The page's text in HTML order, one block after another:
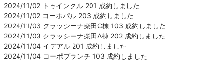
2024/11/02 トゥインクル 201 成約しました
2024/11/02 コーポパル 203 成約しました
2024/11/03 クラッシーナ柴田C棟 103 成約しました
2024/11/03 クラッシーナ柴田A棟 202 成約しました
2024/11/04 イデアル 201 成約しました
2024/11/04 コーポブランチ 103 成約しました